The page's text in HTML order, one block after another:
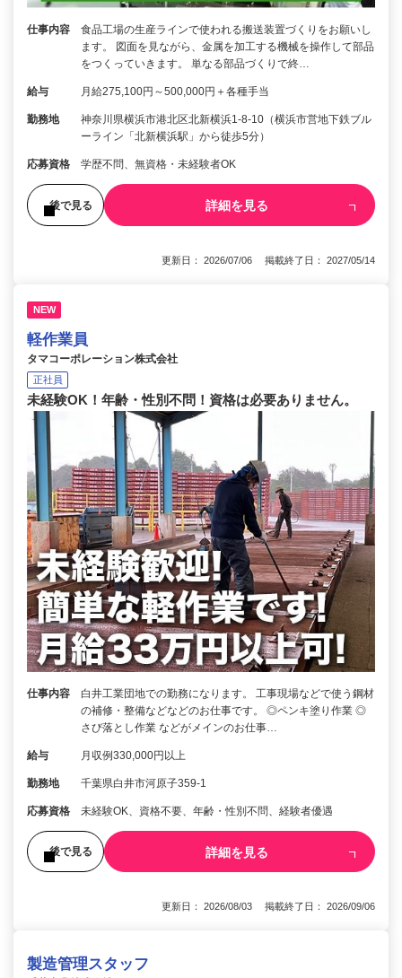
仕事内容
食品工場の生産ラインで使われる搬送装置づくりをお願いし
ます。 図面を見ながら、金属を加工する機械を操作して部品
をつくっていきます。 単なる部品づくりで終…
給与 月給275,100円～500,000円＋各種手当
勤務地
神奈川県横浜市港北区北新横浜1-8-10（横浜市営地下鉄ブル
ーライン「北新横浜駅」から徒歩5分）
応募資格 学歴不問、無資格・未経験者OK
後で見る 詳細を見る
更新日： 2026/07/06 掲載終了日： 2027/05/14
NEW
軽作業員
タマコーポレーション株式会社
正社員
未経験OK！年齢・性別不問！資格は必要ありません。
仕事内容
白井工業団地での勤務になります。 工事現場などで使う鋼材
の補修・整備などなどのお仕事です。 ◎ペンキ塗り作業 ◎
さび落とし作業 などがメインのお仕事…
給与 月収例330,000円以上
勤務地 千葉県白井市河原子359-1
応募資格 未経験OK、資格不要、年齢・性別不問、経験者優遇
後で見る 詳細を見る
更新日： 2026/08/03 掲載終了日： 2026/09/06
製造管理スタッフ